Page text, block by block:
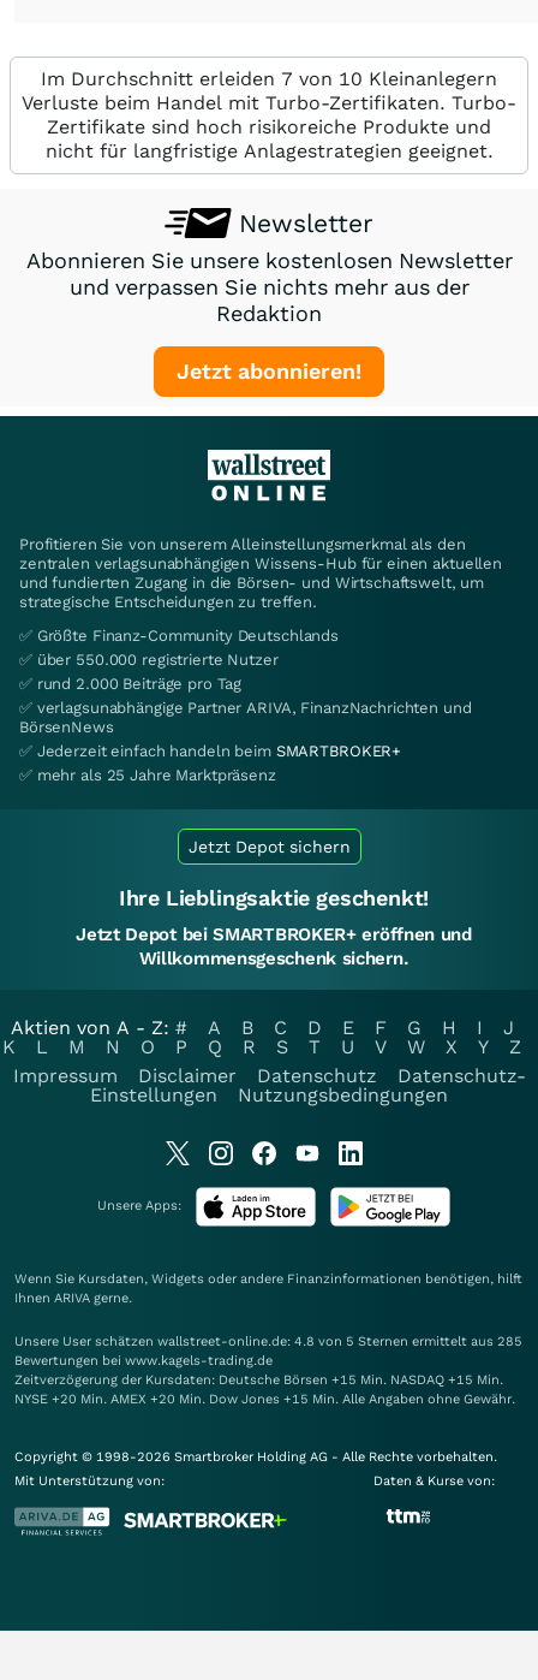
Im Durchschnitt erleiden 7 von 10 Kleinanlegern
Verluste beim Handel mit Turbo-Zertifikaten. Turbo-
Zertifikate sind hoch risikoreiche Produkte und
nicht für langfristige Anlagestrategien geeignet.
Newsletter
Abonnieren Sie unsere kostenlosen Newsletter
und verpassen Sie nichts mehr aus der
Redaktion
Jetzt abonnieren!
Profitieren Sie von unserem Alleinstellungsmerkmal als den
zentralen verlagsunabhängigen Wissens-Hub für einen aktuellen
und fundierten Zugang in die Börsen- und Wirtschaftswelt, um
strategische Entscheidungen zu treffen.
✅ Größte Finanz-Community Deutschlands
✅ über 550.000 registrierte Nutzer
✅ rund 2.000 Beiträge pro Tag
✅ verlagsunabhängige Partner ARIVA, FinanzNachrichten und
BörsenNews
✅ Jederzeit einfach handeln beim SMARTBROKER+
✅ mehr als 25 Jahre Marktpräsenz
Jetzt Depot sichern
Ihre Lieblingsaktie geschenkt!
Jetzt Depot bei SMARTBROKER+ eröffnen und
Willkommensgeschenk sichern.
Aktien von A - Z: # A B C D E F G H I
J
K
L M N O P Q R S T U V W X Y
Z
Impressum
Disclaimer Datenschutz
Datenschutz-
Einstellungen
Nutzungsbedingungen
Unsere Apps:
Wenn Sie Kursdaten, Widgets oder andere Finanzinformationen benötigen, hilft
Ihnen ARIVA gerne.
Unsere User schätzen wallstreet-online.de: 4.8 von 5 Sternen ermittelt aus 285
Bewertungen bei www.kagels-trading.de
Zeitverzögerung der Kursdaten: Deutsche Börsen +15 Min. NASDAQ +15 Min.
NYSE +20 Min. AMEX +20 Min. Dow Jones +15 Min. Alle Angaben ohne Gewähr.
Copyright © 1998-2026 Smartbroker Holding AG - Alle Rechte vorbehalten.
Mit Unterstützung von:
Daten & Kurse von: